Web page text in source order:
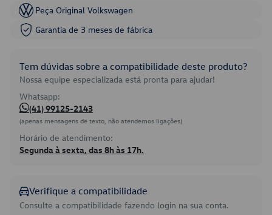
Peça Original Volkswagen
Garantia de 3 meses de fábrica
Tem dúvidas sobre a compatibilidade deste produto?
Nossa equipe especializada está pronta para ajudar!
Whatsapp:
(41) 99125-2143
(apenas mensagens de texto, não atendemos ligações)
Horário de atendimento:
Segunda à sexta, das 8h às 17h.
Verifique a compatibilidade
Consulte a compatibilidade fazendo login na sua conta.